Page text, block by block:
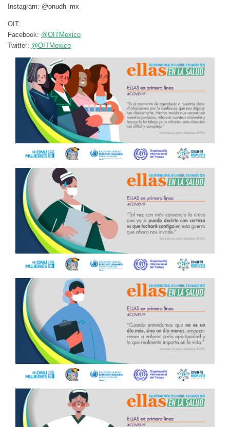
Instagram: @onudh_mx
OIT:
Facebook: @OITMexico
Twitter: @OITMexico